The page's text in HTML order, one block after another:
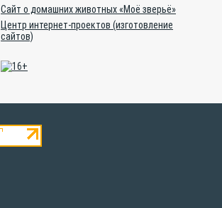
Сайт о домашних животных «Моё зверьё»
Центр интернет-проектов (изготовление
сайтов)